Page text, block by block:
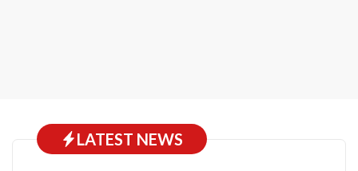
LATEST NEWS